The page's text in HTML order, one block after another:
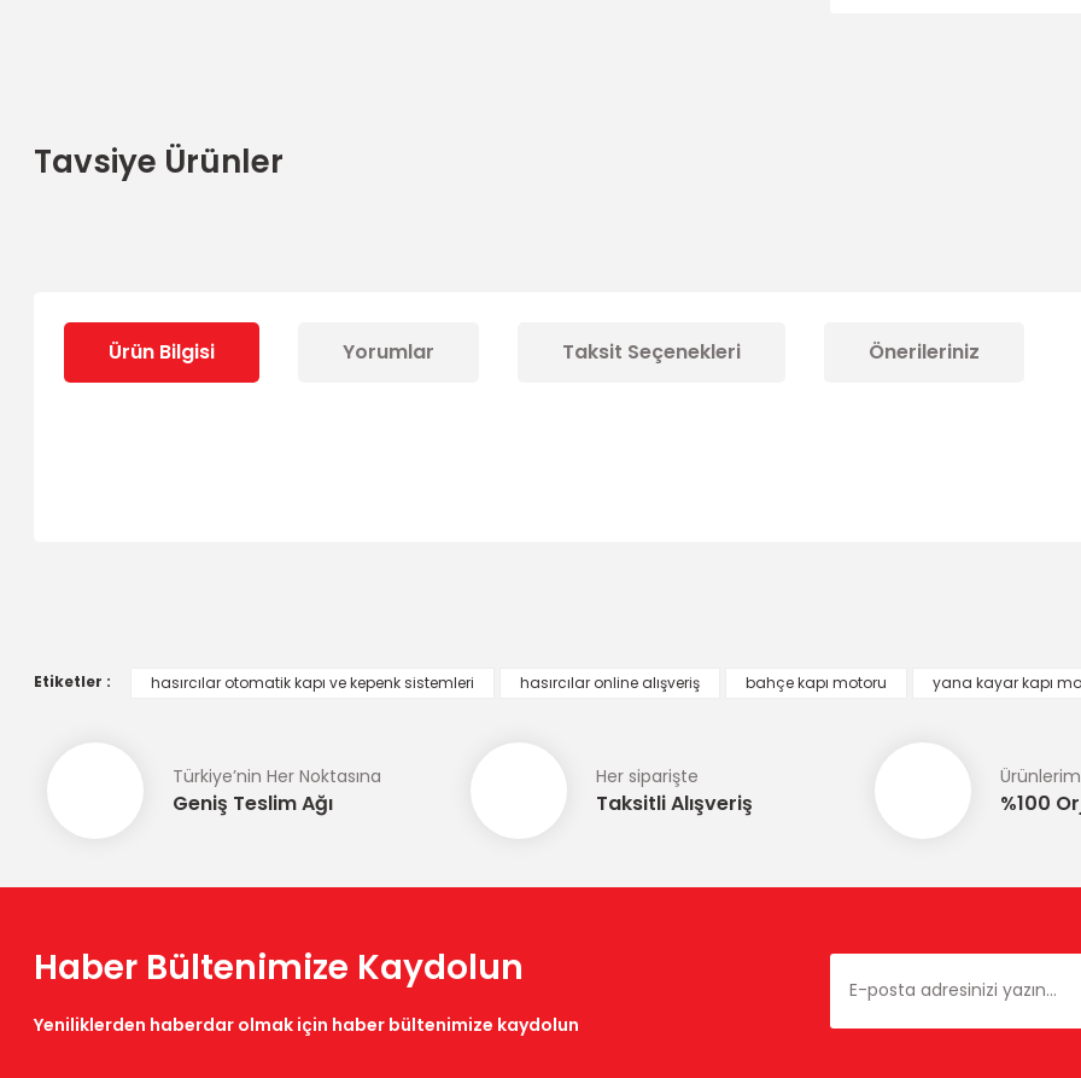
Tavsiye Ürünler
Ürün Bilgisi Yorumlar Taksit Seçenekleri Önerileriniz
Ürün açıklamasında eksik bilgiler bulunuyor.
Bu ürüne benzer farklı alternatifler olmalı.
Gönder
Etiketler : hasırcılar otomatik kapı ve kepenk sistemleri hasırcılar online alışveriş bahçe kapı motoru yana kayar kapı
Türkiye’nin Her Noktasına
Geniş Teslim Ağı
Her siparişte
Taksitli Alışveriş %100
Haber Bültenimize Kaydolun
Yeniliklerden haberdar olmak için haber bültenimize kaydolun